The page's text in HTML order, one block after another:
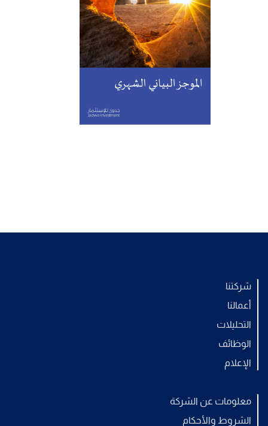
شركتنا
أعمالنا
التحليلات
الوظائف
الإعلام
معلومات عن الشركة
الشروط والأحكام